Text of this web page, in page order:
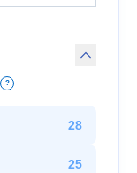
?
28
25